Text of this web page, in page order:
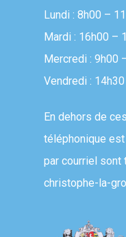
Lundi : 8h00 –
Mardi : 16h00 –
Mercredi : 9h00
Vendredi :
En dehors de
téléphonique
par courriel sont
christophe-la-